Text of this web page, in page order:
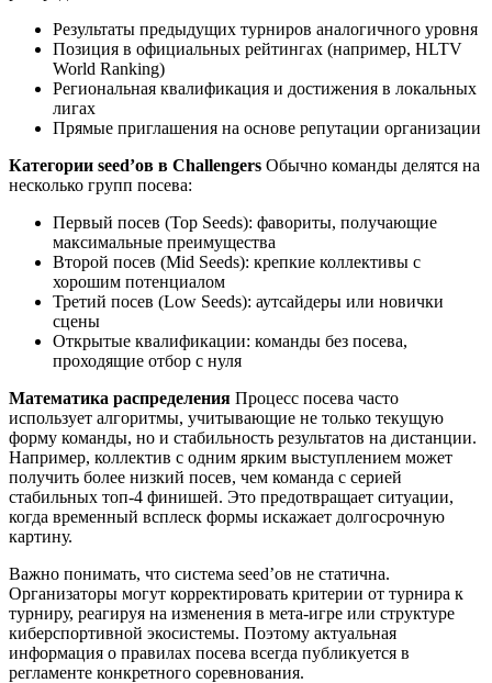
Результаты предыдущих турниров аналогичного уровня
Позиция в официальных рейтингах (например, HLTV
World Ranking)
Региональная квалификация и достижения в локальных
лигах
Прямые приглашения на основе репутации организации
Категории seed’ов в Challengers Обычно команды делятся на
несколько групп посева:
Первый посев (Top Seeds): фавориты, получающие
максимальные преимущества
Второй посев (Mid Seeds): крепкие коллективы с
хорошим потенциалом
Третий посев (Low Seeds): аутсайдеры или новички
сцены
Открытые квалификации: команды без посева,
проходящие отбор с нуля
Математика распределения Процесс посева часто
использует алгоритмы, учитывающие не только текущую
форму команды, но и стабильность результатов на дистанции.
Например, коллектив с одним ярким выступлением может
получить более низкий посев, чем команда с серией
стабильных топ-4 финишей. Это предотвращает ситуации,
когда временный всплеск формы искажает долгосрочную
картину.
Важно понимать, что система seed’ов не статична.
Организаторы могут корректировать критерии от турнира к
турниру, реагируя на изменения в мета-игре или структуре
киберспортивной экосистемы. Поэтому актуальная
информация о правилах посева всегда публикуется в
регламенте конкретного соревнования.